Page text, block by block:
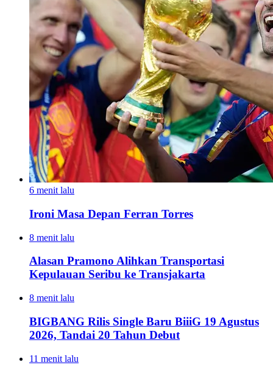
6 menit lalu
Ironi Masa Depan Ferran Torres
8 menit lalu
Alasan Pramono Alihkan Transportasi
Kepulauan Seribu ke Transjakarta
8 menit lalu
BIGBANG Rilis Single Baru BiiiG 19 Agustus
2026, Tandai 20 Tahun Debut
11 menit lalu